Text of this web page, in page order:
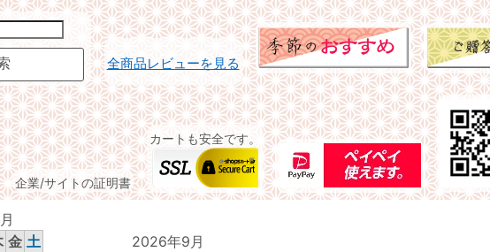
全商品レビューを見る
企業/サイトの証明書
カートも安全です。
金 土
2026年9月